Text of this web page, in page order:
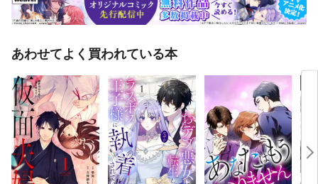
あわせてよく買われている本